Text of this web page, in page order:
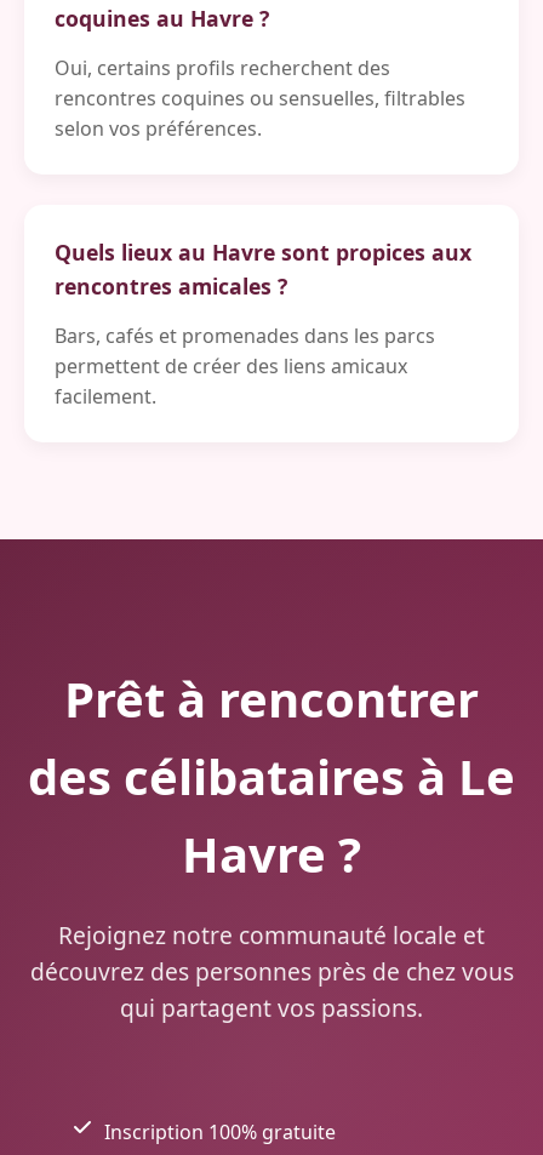
coquines au Havre ?
Oui, certains profils recherchent des
rencontres coquines ou sensuelles, filtrables
selon vos préférences.
Quels lieux au Havre sont propices aux
rencontres amicales ?
Bars, cafés et promenades dans les parcs
permettent de créer des liens amicaux
facilement.
Prêt à rencontrer
des célibataires à Le
Havre ?
Rejoignez notre communauté locale et
découvrez des personnes près de chez vous
qui partagent vos passions.
Inscription 100% gratuite